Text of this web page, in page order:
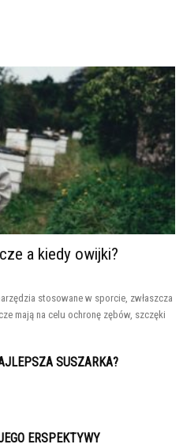
a kiedy owijki?
stosowane w sporcie, zwłaszcza
mają na celu ochronę zębów, szczęki
SUSZARKA?
ERSPEKTYWY